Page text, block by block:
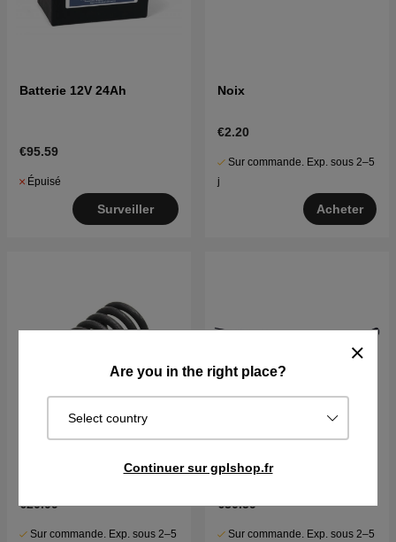
Are you in the right place?
Select country
Continuer sur gplshop.fr
Batterie 12V 24Ah
€95.59
Épuisé
Surveiller
Noix
€2.20
Sur commande. Exp. sous 2–5
j
Acheter
€20.09
Sur commande. Exp. sous 2–5
Lame Husqvarna CTH150,
CTH200, Jonsered LT2218
€30.59
Sur commande. Exp. sous 2–5